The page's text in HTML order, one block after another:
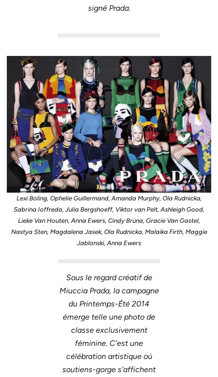
signé Prada.
Lexi Boling, Ophelie Guillermand, Amanda Murphy, Ola Rudnicka,
Sabrina Ioffreda, Julia Bergshoeff, Viktor van Pelt, Ashleigh Good,
Lieke Van Houten, Anna Ewers, Cindy Bruna, Gracie Van Gastel,
Nastya Sten, Magdalena Jasek, Ola Rudnicka, Malaika Firth, Maggie
Jablonski, Anna Ewers
Sous le regard créatif de
Miuccia Prada, la campagne
du Printemps-Été 2014
émerge telle une photo de
classe exclusivement
féminine. C’est une
célébration artistique où
soutiens-gorge s’affichent